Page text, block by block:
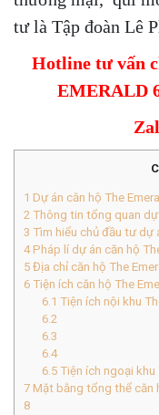
tư là Tập đoàn Lê
Hotline tư vấn
EMERALD
1 Dự án căn hộ The
2 Thông tin tổng quan dự
3 Tìm hiểu chủ đầu tư dự
4Pháp lí dự án căn hộ
5 Địa chỉ căn hộ The
6 Tiện ích căn hộ The
6.1 Tiện ích nội khu
6.2
6.3
6.4
6.5Tiện ích ngoại khu
7 Mặt bằng tổng thể căn
8